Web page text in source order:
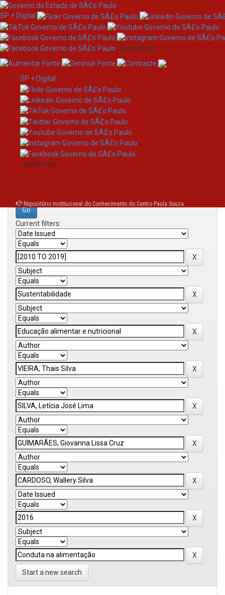
Skip
navigation
SP + Digital
/governosp
SP + Digital
/governosp
Repositório Institucional do Conhecimento do Centro Paula Souza
Search
Search:
Current filters:
Start a new search